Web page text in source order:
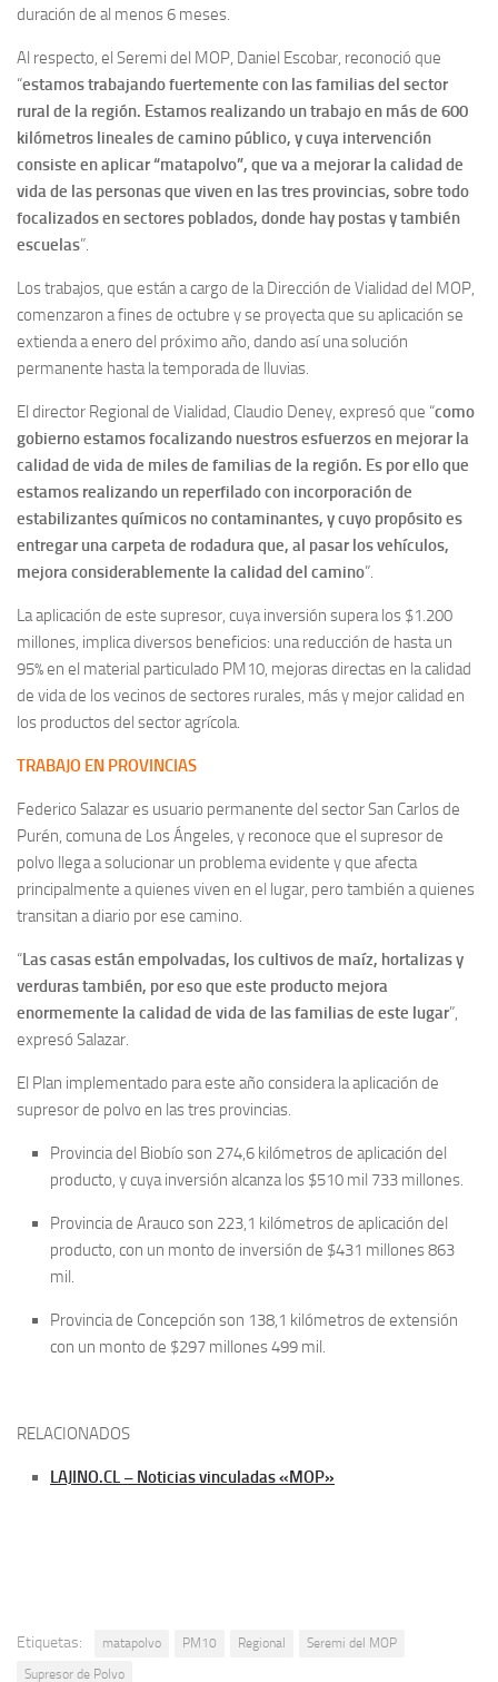
duración de al menos 6 meses.
Al respecto, el Seremi del MOP, Daniel Escobar, reconoció que
“estamos trabajando fuertemente con las familias del sector
rural de la región. Estamos realizando un trabajo en más de 600
kilómetros lineales de camino público, y cuya intervención
consiste en aplicar “matapolvo”, que va a mejorar la calidad de
vida de las personas que viven en las tres provincias, sobre todo
focalizados en sectores poblados, donde hay postas y también
escuelas”.
Los trabajos, que están a cargo de la Dirección de Vialidad del MOP,
comenzaron a fines de octubre y se proyecta que su aplicación se
extienda a enero del próximo año, dando así una solución
permanente hasta la temporada de lluvias.
El director Regional de Vialidad, Claudio Deney, expresó que “como
gobierno estamos focalizando nuestros esfuerzos en mejorar la
calidad de vida de miles de familias de la región. Es por ello que
estamos realizando un reperfilado con incorporación de
estabilizantes químicos no contaminantes, y cuyo propósito es
entregar una carpeta de rodadura que, al pasar los vehículos,
mejora considerablemente la calidad del camino”.
La aplicación de este supresor, cuya inversión supera los $1.200
millones, implica diversos beneficios: una reducción de hasta un
95% en el material particulado PM10, mejoras directas en la calidad
de vida de los vecinos de sectores rurales, más y mejor calidad en
los productos del sector agrícola.
TRABAJO EN PROVINCIAS
Federico Salazar es usuario permanente del sector San Carlos de
Purén, comuna de Los Ángeles, y reconoce que el supresor de
polvo llega a solucionar un problema evidente y que afecta
principalmente a quienes viven en el lugar, pero también a quienes
transitan a diario por ese camino.
“Las casas están empolvadas, los cultivos de maíz, hortalizas y
verduras también, por eso que este producto mejora
enormemente la calidad de vida de las familias de este lugar”,
expresó Salazar.
El Plan implementado para este año considera la aplicación de
supresor de polvo en las tres provincias.
Provincia del Biobío son 274,6 kilómetros de aplicación del
producto, y cuya inversión alcanza los $510 mil 733 millones.
Provincia de Arauco son 223,1 kilómetros de aplicación del
producto, con un monto de inversión de $431 millones 863
mil.
Provincia de Concepción son 138,1 kilómetros de extensión
con un monto de $297 millones 499 mil.
RELACIONADOS
LAJINO.CL – Noticias vinculadas «MOP»
Etiquetas: matapolvo PM10 Regional
Seremi del MOP
Supresor de Polvo